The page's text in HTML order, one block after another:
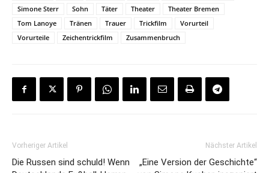
Simone Sterr
Sohn Täter Theater
Theater Bremen
Tom Lanoye
Tränen Trauer Trickfilm
Vorurteil
Vorurteile
Zeichentrickfilm Zusammenbruch
Vorheriger Artikel
Die Russen sind schuld! Wenn
Nächster Artikel
„Eine Version der Geschichte“